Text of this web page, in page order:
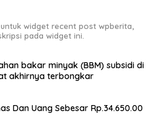
widget recent post wpberita,
pada widget ini.
bakar minyak (BBM) subsidi di
akhirnya terbongkar
Dan Uang Sebesar Rp.34.650.00